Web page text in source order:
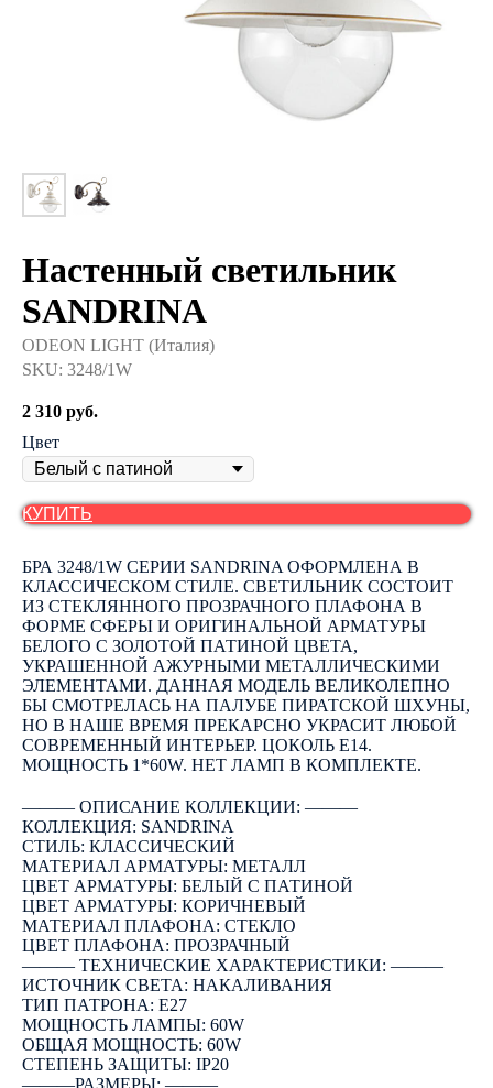
Настенный светильник
SANDRINA
ODEON LIGHT (Италия)
SKU: 3248/1W
2 310 руб.
Цвет
КУПИТЬ
БРА 3248/1W СЕРИИ SANDRINA ОФОРМЛЕНА В
КЛАССИЧЕСКОМ СТИЛЕ. СВЕТИЛЬНИК СОСТОИТ
ИЗ СТЕКЛЯННОГО ПРОЗРАЧНОГО ПЛАФОНА В
ФОРМЕ СФЕРЫ И ОРИГИНАЛЬНОЙ АРМАТУРЫ
БЕЛОГО С ЗОЛОТОЙ ПАТИНОЙ ЦВЕТА,
УКРАШЕННОЙ АЖУРНЫМИ МЕТАЛЛИЧЕСКИМИ
ЭЛЕМЕНТАМИ. ДАННАЯ МОДЕЛЬ ВЕЛИКОЛЕПНО
БЫ СМОТРЕЛАСЬ НА ПАЛУБЕ ПИРАТСКОЙ ШХУНЫ,
НО В НАШЕ ВРЕМЯ ПРЕКАРСНО УКРАСИТ ЛЮБОЙ
СОВРЕМЕННЫЙ ИНТЕРЬЕР. ЦОКОЛЬ E14.
МОЩНОСТЬ 1*60W. НЕТ ЛАМП В КОМПЛЕКТЕ.
――― ОПИСАНИЕ КОЛЛЕКЦИИ: ―――
КОЛЛЕКЦИЯ: SANDRINA
СТИЛЬ: КЛАССИЧЕСКИЙ
МАТЕРИАЛ АРМАТУРЫ: МЕТАЛЛ
ЦВЕТ АРМАТУРЫ: БЕЛЫЙ С ПАТИНОЙ
ЦВЕТ АРМАТУРЫ: КОРИЧНЕВЫЙ
МАТЕРИАЛ ПЛАФОНА: СТЕКЛО
ЦВЕТ ПЛАФОНА: ПРОЗРАЧНЫЙ
――― ТЕХНИЧЕСКИЕ ХАРАКТЕРИСТИКИ: ―――
ИСТОЧНИК СВЕТА: НАКАЛИВАНИЯ
ТИП ПАТРОНА: E27
МОЩНОСТЬ ЛАМПЫ: 60W
ОБЩАЯ МОЩНОСТЬ: 60W
СТЕПЕНЬ ЗАЩИТЫ: IP20
―――РАЗМЕРЫ: ―――